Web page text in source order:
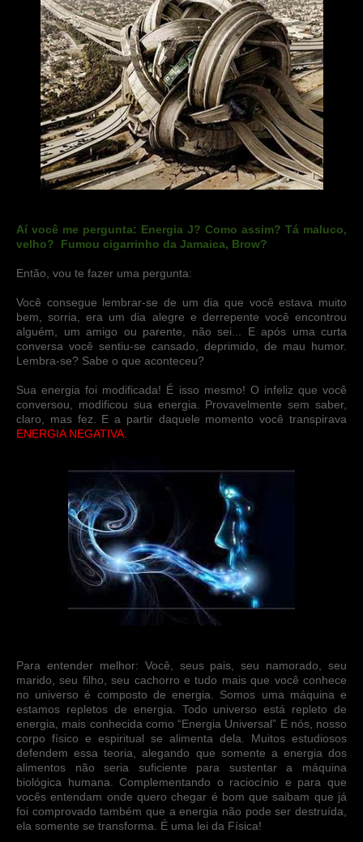
Aí você me pergunta: Energia J? Como assim? Tá maluco,
velho? Fumou cigarrinho da Jamaica, Brow?
Então, vou te fazer uma pergunta:
Você consegue lembrar-se de um dia que você estava muito
bem, sorria, era um dia alegre e derrepente você encontrou
alguém, um amigo ou parente, não sei... E após uma curta
conversa você sentiu-se cansado, deprimido, de mau humor.
Lembra-se? Sabe o que aconteceu?
Sua energia foi modificada! É isso mesmo! O infeliz que você
conversou, modificou sua energia. Provavelmente sem saber,
claro, mas fez. E a partir daquele momento você transpirava
ENERGIA NEGATIVA.
Para entender melhor: Você, seus pais, seu namorado, seu
marido, seu filho, seu cachorro e tudo mais que você conhece
no universo é composto de energia. Somos uma máquina e
estamos repletos de energia. Todo universo está repleto de
energia, mais conhecida como “Energia Universal” E nós, nosso
corpo físico e espiritual se alimenta dela. Muitos estudiosos
defendem essa teoria, alegando que somente a energia dos
alimentos não seria suficiente para sustentar a máquina
biológica humana. Complementando o raciocínio e para que
vocês entendam onde quero chegar é bom que saibam que já
foi comprovado também que a energia não pode ser destruída,
ela somente se transforma. É uma lei da Física!